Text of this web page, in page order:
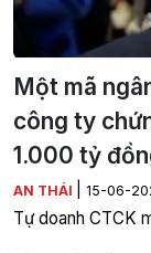
Một mã
công ty
1.000 tỷ
AN THÁI 15-06-
Tự doanh CTCK